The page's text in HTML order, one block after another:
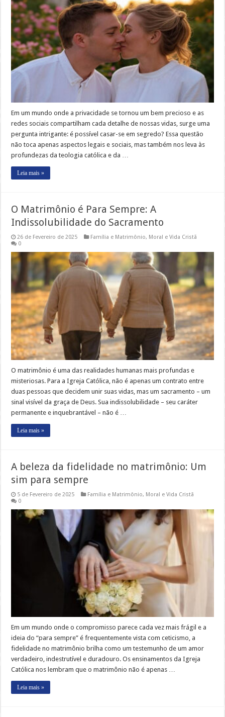
Em um mundo onde a privacidade se tornou um bem precioso e as
redes sociais compartilham cada detalhe de nossas vidas, surge uma
pergunta intrigante: é possível casar-se em segredo? Essa questão
não toca apenas aspectos legais e sociais, mas também nos leva às
profundezas da teologia católica e da …
Leia mais »
O Matrimônio é Para Sempre: A
Indissolubilidade do Sacramento
26 de Fevereiro de 2025 Família e Matrimônio, Moral e Vida Cristã
0
O matrimônio é uma das realidades humanas mais profundas e
misteriosas. Para a Igreja Católica, não é apenas um contrato entre
duas pessoas que decidem unir suas vidas, mas um sacramento – um
sinal visível da graça de Deus. Sua indissolubilidade – seu caráter
permanente e inquebrantável – não é …
Leia mais »
A beleza da fidelidade no matrimônio: Um
sim para sempre
5 de Fevereiro de 2025 Família e Matrimônio, Moral e Vida Cristã
0
Em um mundo onde o compromisso parece cada vez mais frágil e a
ideia do “para sempre” é frequentemente vista com ceticismo, a
fidelidade no matrimônio brilha como um testemunho de um amor
verdadeiro, indestrutível e duradouro. Os ensinamentos da Igreja
Católica nos lembram que o matrimônio não é apenas …
Leia mais »